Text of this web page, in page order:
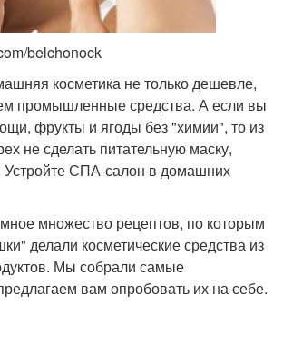
belchonock
косметика не только дешевле,
промышленные средства. А если вы
фрукты и ягоды без "химии", то из
не сделать питательную маску,
Устройте СПА-салон в домашних
множество рецептов, по которым
делали косметические средства из
Мы собрали самые
вам опробовать их на себе.